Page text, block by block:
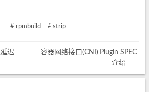
# rpmbuild # strip
迟
容器网络接口(CNI) Plugin SPEC
介绍